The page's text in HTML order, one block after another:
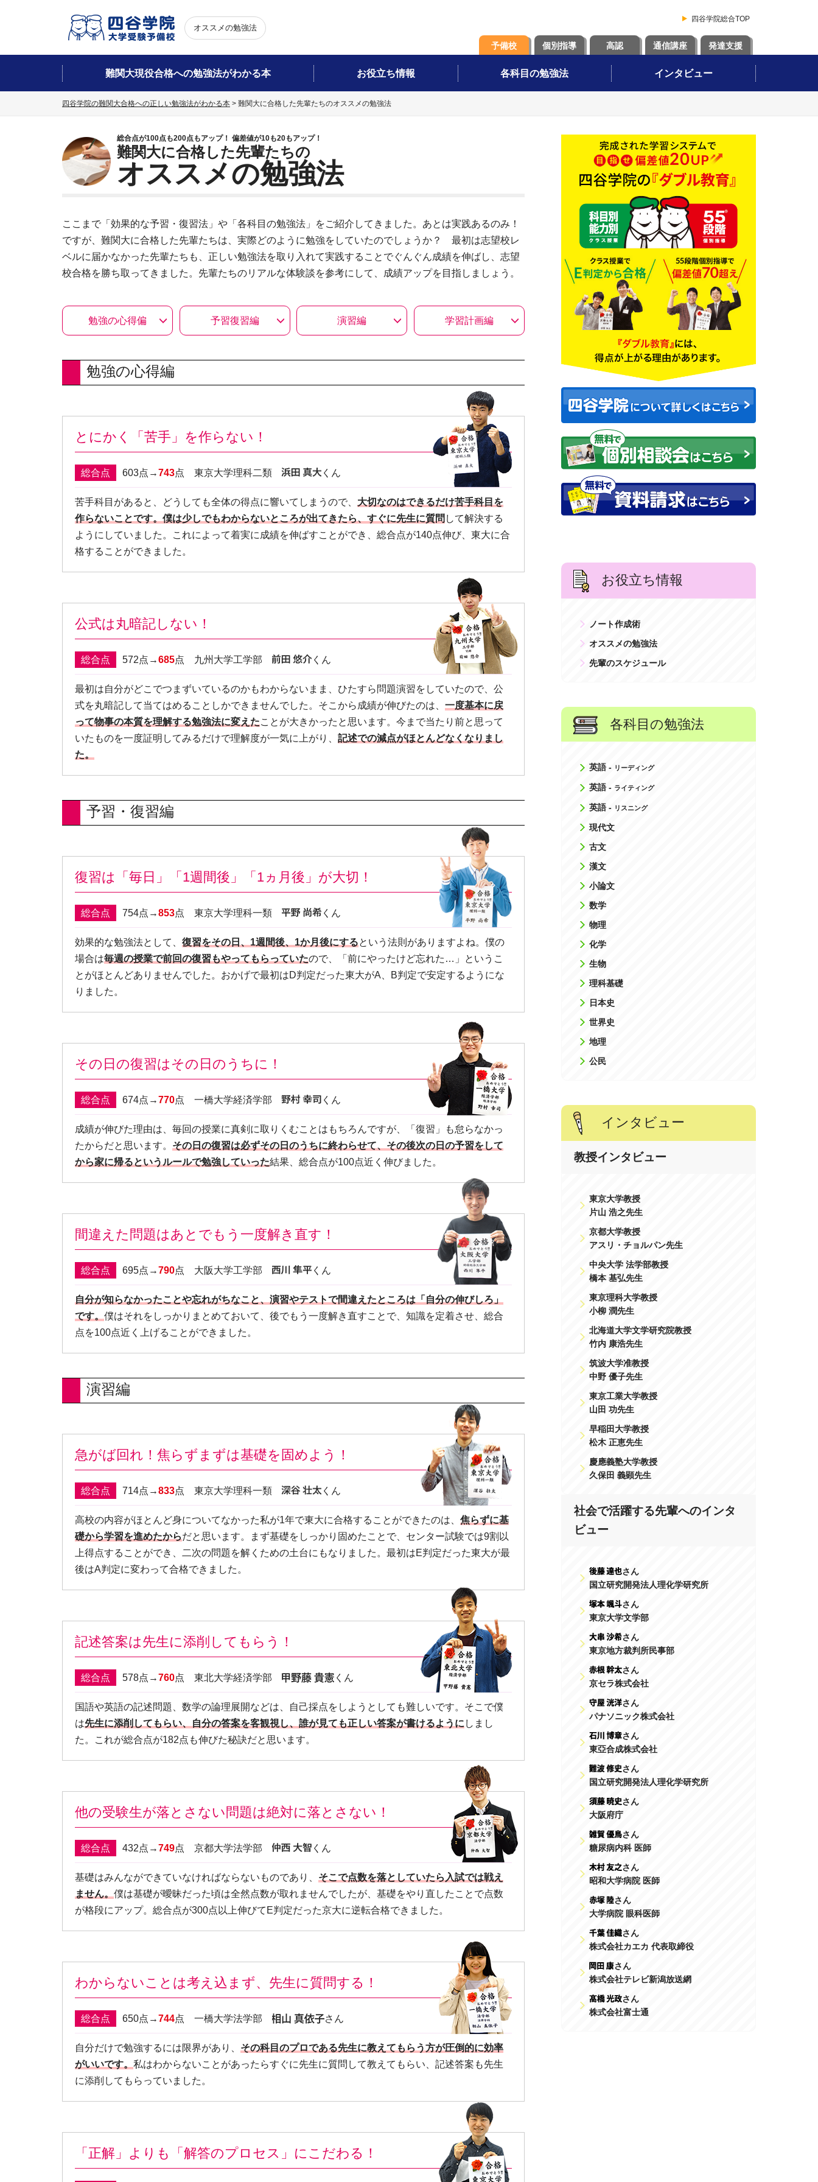
オススメの勉強法
四谷学院総合TOP
予備校 個別指導 高認 通信講座 発達支援
難関大現役合格への勉強法がわかる本 お役立ち情報 各科目の勉強法 インタビュー
四谷学院の難関大合格への正しい勉強法がわかる本 > 難関大に合格した先輩たちのオススメの勉強法
総合点が100点も200点もアップ！ 偏差値が10も20もアップ！
難関大に合格した先輩たちの
オススメの勉強法
ここまで「効果的な予習・復習法」や「各科目の勉強法」をご紹介してきました。あとは実践あるのみ！
ですが、難関大に合格した先輩たちは、実際どのように勉強をしていたのでしょうか？ 最初は志望校レ
ベルに届かなかった先輩たちも、正しい勉強法を取り入れて実践することでぐんぐん成績を伸ばし、志望
校合格を勝ち取ってきました。先輩たちのリアルな体験談を参考にして、成績アップを目指しましょう。
勉強の心得偏 予習復習編 演習編 学習計画編
勉強の心得編
とにかく「苦手」を作らない！
総合点 603点→743点 東京大学理科二類 くん
苦手科目があると、どうしても全体の得点に響いてしまうので、 大切なのはできるだけ苦手科目を
作らないことです。僕は少しでもわからないところが出てきたら、すぐに先生に質問 して解決する
ようにしていました。これによって着実に成績を伸ばすことができ、総合点が140点伸び、東大に合
格することができました。
公式は丸暗記しない！
総合点 572点→685点 九州大学工学部 くん
最初は自分がどこでつまずいているのかもわからないまま、ひたすら問題演習をしていたので、公
式を丸暗記して当てはめることしかできませんでした。そこから成績が伸びたのは、 一度基本に戻
って物事の本質を理解する勉強法に変えたことが大きかったと思います。今まで当たり前と思って
いたものを一度証明してみるだけで理解度が一気に上がり、 記述での減点がほとんどなくなりまし
た。
予習・復習編
復習は「毎日」「1週間後」「1ヵ月後」が大切！
総合点 754点→853点 東京大学理科一類 くん
効果的な勉強法として、 復習をその日、1週間後、1か月後にするという法則がありますよね。僕の
場合は毎週の授業で前回の復習もやってもらっていたので、「前にやったけど忘れた…」というこ
とがほとんどありませんでした。おかげで最初はD判定だった東大がA、B判定で安定するようにな
りました。
その日の復習はその日のうちに！
総合点 674点→770点 一橋大学経済学部 くん
成績が伸びた理由は、毎回の授業に真剣に取りくむことはもちろんですが、「復習」も怠らなかっ
たからだと思います。 その日の復習は必ずその日のうちに終わらせて、その後次の日の予習をして
から家に帰るというルールで勉強していった結果、総合点が100点近く伸びました。
間違えた問題はあとでもう一度解き直す！
総合点 695点→790点 大阪大学工学部 くん
自分が知らなかったことや忘れがちなこと、演習やテストで間違えたところは「自分の伸びしろ」
です。 僕はそれをしっかりまとめておいて、後でもう一度解き直すことで、知識を定着させ、総合
点を100点近く上げることができました。
演習編
急がば回れ！焦らずまずは基礎を固めよう！
総合点 714点→833点 東京大学理科一類 くん
高校の内容がほとんど身についてなかった私が1年で東大に合格することができたのは、 焦らずに基
礎から学習を進めたからだと思います。まず基礎をしっかり固めたことで、センター試験では9割以
上得点することができ、二次の問題を解くための土台にもなりました。最初はE判定だった東大が最
後はA判定に変わって合格できました。
記述答案は先生に添削してもらう！
総合点 578点→760点 東北大学経済学部 くん
国語や英語の記述問題、数学の論理展開などは、自己採点をしようとしても難しいです。そこで僕
は先生に添削してもらい、自分の答案を客観視し、誰が見ても正しい答案が書けるように しまし
た。これが総合点が182点も伸びた秘訣だと思います。
他の受験生が落とさない問題は絶対に落とさない！
総合点 432点→749点 京都大学法学部 くん
基礎はみんなができていなければならないものであり、 そこで点数を落としていたら入試では戦え
ません。 僕は基礎が曖昧だった頃は全然点数が取れませんでしたが、基礎をやり直したことで点数
が格段にアップ。総合点が300点以上伸びてE判定だった京大に逆転合格できました。
わからないことは考え込まず、先生に質問する！
総合点 650点→744点 一橋大学法学部 さん
自分だけで勉強するには限界があり、 その科目のプロである先生に教えてもらう方が圧倒的に効率
がいいです。 私はわからないことがあったらすぐに先生に質問して教えてもらい、記述答案も先生
に添削してもらっていました。
「正解」よりも「解答のプロセス」にこだわる！
お役立ち情報
ノート作成術
オススメの勉強法
先輩のスケジュール
各科目の勉強法
英語 - リーディング
英語 - ライティング
英語 - リスニング
現代文
古文
漢文
⼩論⽂
数学
物理
化学
⽣物
理科基礎
⽇本史
世界史
地理
公⺠
インタビュー
教授インタビュー
東京大学教授
片山 浩之先生
京都大学教授
アスリ・チョルパン先生
中央大学 法学部教授
橋本 基弘先生
東京理科大学教授
小柳 潤先生
北海道大学文学研究院教授
竹内 康浩先生
筑波大学准教授
中野 優子先生
東京工業大学教授
山田 功先生
早稲田大学教授
松木 正恵先生
慶應義塾大学教授
久保田 義顕先生
社会で活躍する先輩へのインタ
ビュー
さん
国立研究開発法人理化学研究所
さん
東京大学文学部
さん
東京地方裁判所民事部
さん
京セラ株式会社
さん
パナソニック株式会社
さん
東亞合成株式会社
さん
国立研究開発法人理化学研究所
さん
大阪府庁
さん
糖尿病内科 医師
さん
昭和大学病院 医師
さん
大学病院 眼科医師
さん
株式会社カエカ 代表取締役
さん
株式会社テレビ新潟放送網
さん
株式会社富士通